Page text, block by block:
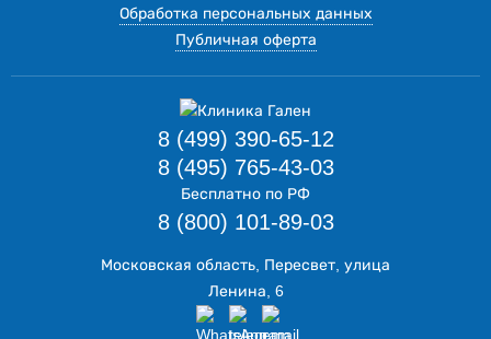
8 (499) 390-65-12
8 (495) 765-43-03
Бесплатно по РФ
8 (800) 101-89-03
Московская область, Пересвет, улица
Ленина, 6
Обработка персональных данных
Публичная оферта